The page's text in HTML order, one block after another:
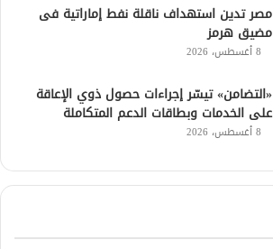
مصر تدين استهداف ناقلة نفط إماراتية فى
مضيق هرمز
8 أغسطس، 2026
«التضامن» تيسّر إجراءات حصول ذوي الإعاقة
على الخدمات وبطاقات الدعم المتكاملة
8 أغسطس، 2026